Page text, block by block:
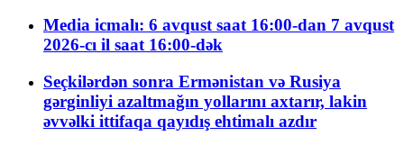
Media icmalı: 6 avqust saat 16:00-dan 7 avqust
2026-cı il saat 16:00-dək
Seçkilərdən sonra Ermənistan və Rusiya
gərginliyi azaltmağın yollarını axtarır, lakin
əvvəlki ittifaqa qayıdış ehtimalı azdır